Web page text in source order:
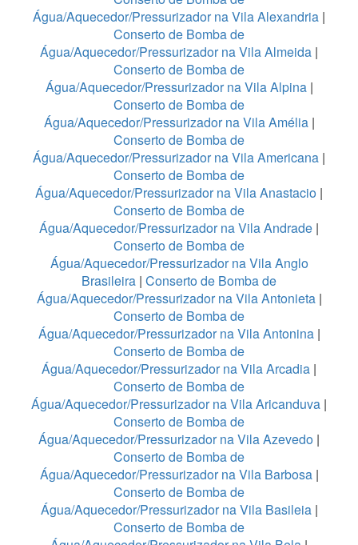
Água/Aquecedor/Pressurizador na Vila Alexandria |
Conserto de Bomba de
Água/Aquecedor/Pressurizador na Vila Almeida |
Conserto de Bomba de
Água/Aquecedor/Pressurizador na Vila Alpina |
Conserto de Bomba de
Água/Aquecedor/Pressurizador na Vila Amélia |
Conserto de Bomba de
Água/Aquecedor/Pressurizador na Vila Americana |
Conserto de Bomba de
Água/Aquecedor/Pressurizador na Vila Anastacio |
Conserto de Bomba de
Água/Aquecedor/Pressurizador na Vila Andrade |
Conserto de Bomba de
Água/Aquecedor/Pressurizador na Vila Anglo
Brasileira | Conserto de Bomba de
Água/Aquecedor/Pressurizador na Vila Antonieta|
Conserto de Bomba de
Água/Aquecedor/Pressurizador na Vila Antonina|
Conserto de Bomba de
Água/Aquecedor/Pressurizador na Vila Arcadia |
Conserto de Bomba de
Água/Aquecedor/Pressurizador na Vila Aricanduva |
Conserto de Bomba de
Água/Aquecedor/Pressurizador na Vila Azevedo |
Conserto de Bomba de
Água/Aquecedor/Pressurizador na Vila Barbosa|
Conserto de Bomba de
Água/Aquecedor/Pressurizador na Vila Basileia|
Conserto de Bomba de